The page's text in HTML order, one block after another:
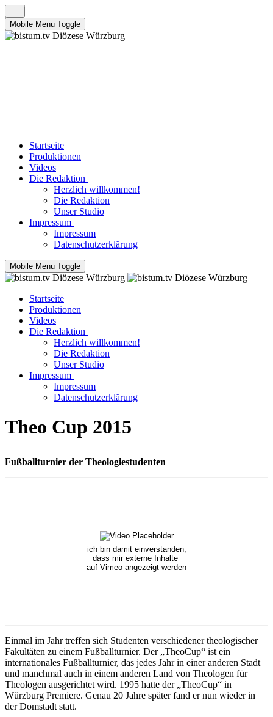
Mobile Menu Toggle
Startseite
Produktionen
Videos
Die Redaktion
Herzlich willkommen!
Die Redaktion
Unser Studio
Impressum
Impressum
Datenschutzerklärung
Mobile Menu Toggle
Startseite
Produktionen
Videos
Die Redaktion
Herzlich willkommen!
Die Redaktion
Unser Studio
Impressum
Impressum
Datenschutzerklärung
Theo Cup 2015
Fußballturnier der Theologiestudenten
ich bin damit einverstanden,
dass mir externe Inhalte
auf Vimeo angezeigt werden
Einmal im Jahr treffen sich Studenten verschiedener theologischer
Fakultäten zu einem Fußballturnier. Der „TheoCup“ ist ein
internationales Fußballturnier, das jedes Jahr in einer anderen Stadt
und manchmal auch in einem anderen Land von Theologen für
Theologen ausgerichtet wird. 1995 hatte der „TheoCup“ in
Würzburg Premiere. Genau 20 Jahre später fand er nun wieder in
der Domstadt statt.